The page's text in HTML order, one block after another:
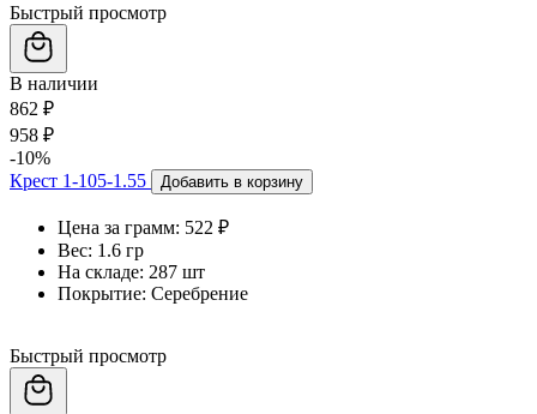
Быстрый просмотр
В наличии
862 ₽
958 ₽
-10%
Крест 1-105-1.55
Добавить в корзину
Цена за грамм: 522 ₽
Вес: 1.6 гр
На складе: 287 шт
Покрытие: Серебрение
Быстрый просмотр